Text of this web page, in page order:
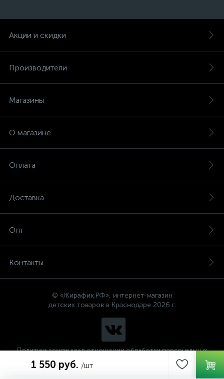
1 550 руб. /шт
Акции и скидки
Производители
Магазины
О магазине
Оплата
Доставка
Опт
Контакты
© «Жирафик.РФ», интернет-магазин
детских товаров в Краснодаре 2026 г.
Политика компании в отношении обработки персональных